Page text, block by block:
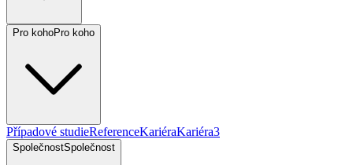
Pro kohoPro koho
Případové studieReferenceKariéraKariéra3
SpolečnostSpolečnost